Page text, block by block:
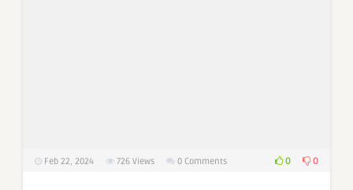
Feb 22, 2024 726 Views 0 Comments 0 0